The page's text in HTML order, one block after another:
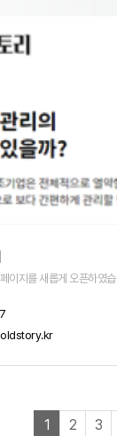
이지를 새롭게 오픈하였
열린
1 페이지
2페이지
3페